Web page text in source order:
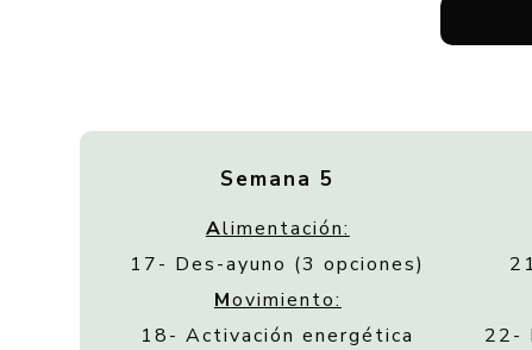
Semana 5
Alimentación:
17- Des-ayuno (3 opciones)
Movimiento:
18- Activación energética
22-